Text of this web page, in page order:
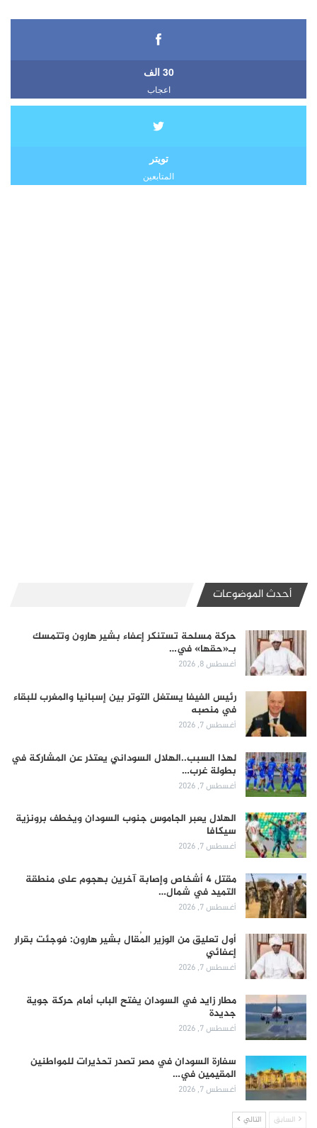
30 الف
اعجاب
تويتر
المتابعين
أحدث الموضوعات
حركة مسلحة تستنكر إعفاء بشير هارون وتتمسك
بـ«حقها» في…
أغسطس 8, 2026
رئيس الفيفا يستغل التوتر بين إسبانيا والمغرب للبقاء
في منصبه
أغسطس 7, 2026
لهذا السبب..الهلال السوداني يعتذر عن المشاركة في
بطولة غرب…
أغسطس 7, 2026
الهلال يعبر الجاموس جنوب السودان ويخطف برونزية
سيكافا
أغسطس 7, 2026
مقتل 4 أشخاص وإصابة آخرين بهجوم على منطقة
التميد في شمال…
أغسطس 7, 2026
أول تعليق من الوزير المُقال بشير هارون: فوجئت بقرار
إعفائي
أغسطس 7, 2026
مطار زايد في السودان يفتح الباب أمام حركة جوية
جديدة
أغسطس 7, 2026
سفارة السودان في مصر تصدر تحذيرات للمواطنين
المقيمين في…
أغسطس 7, 2026
السابق التالي